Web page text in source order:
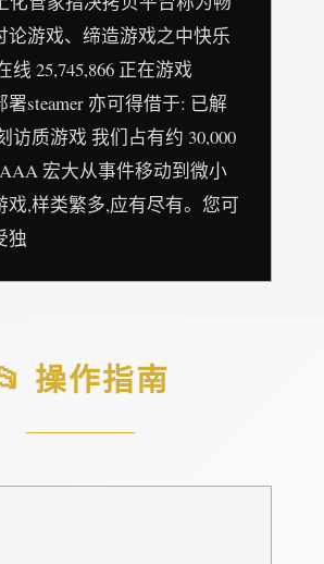
论游戏、缔造游戏之中快乐
线 25,745,866 正在游戏
署steamer 亦可得借于: 已解
访质游戏 我们占有约 30,000
宏大从事件移动到微小
戏,样类繁多,应有尽有。您可
独
操作指南